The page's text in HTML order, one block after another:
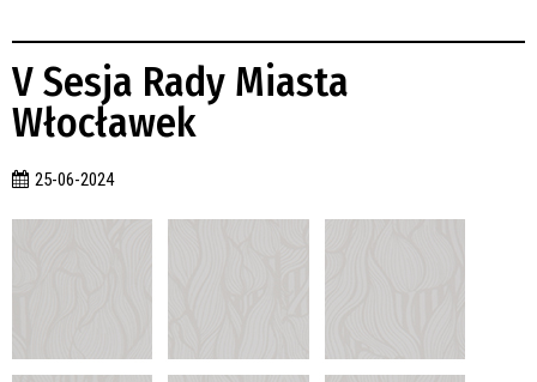
V Sesja Rady Miasta
Włocławek
25-06-2024